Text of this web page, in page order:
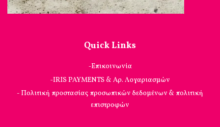
Quick Links
-Επικοινωνία
-IRIS PAYMENTS & Αρ. Λογαριασμών
- Πολιτική προστασίας προσωπικών δεδομένων & πολιτική
επιστροφών